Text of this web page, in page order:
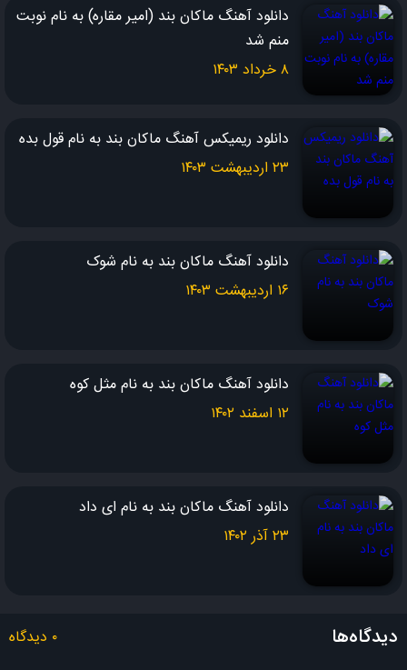
واسه چی عاشقش شدی
تنظیم قطعه : امیرمیلاد نیکزاد
من احمقو بگو که عاشقت شدم
دانلود آهنگ ماکان بند (امیر مقاره) به نام نوبت
منم شد
۸ خرداد ۱۴۰۳
دانلود ریمیکس آهنگ ماکان بند به نام قول بده
۲۳ اردیبهشت ۱۴۰۳
دانلود آهنگ ماکان بند به نام شوک
۱۶ اردیبهشت ۱۴۰۳
دانلود آهنگ ماکان بند به نام مثل کوه
۱۲ اسفند ۱۴۰۲
دانلود آهنگ ماکان بند به نام ای داد
۲۳ آذر ۱۴۰۲
دیدگاه‌ها ۰ دیدگاه